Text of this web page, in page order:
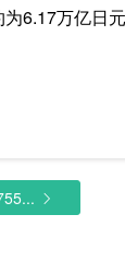
6.17万亿日